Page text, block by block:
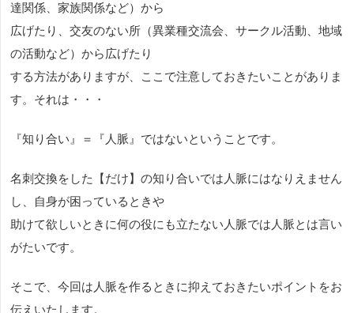
達関係、家族関係など）から
広げたり、交友のない所（異業種交流会、サークル活動、地域
の活動など）から広げたり
する方法がありますが、ここで注意しておきたいことがありま
す。それは・・・
『知り合い』＝『人脈』ではないということです。
名刺交換をした【だけ】の知り合いでは人脈にはなりえません
し、自身が困っているときや
助けて欲しいときに何の役にも立たない人脈では人脈とは言い
がたいです。
そこで、今回は人脈を作るときに抑えておきたいポイントをお
伝えいたします。